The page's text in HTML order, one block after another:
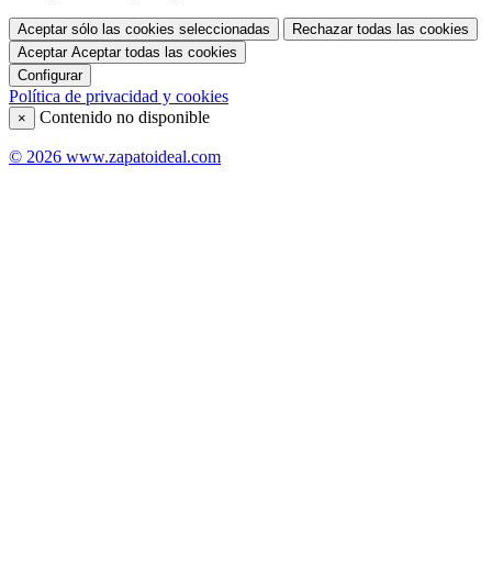
Aceptar sólo las cookies seleccionadas
Rechazar todas las cookies
Aceptar Aceptar todas las cookies
Configurar
Política de privacidad y cookies
× Contenido no disponible
© 2026 www.zapatoideal.com